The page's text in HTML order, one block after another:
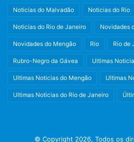
Noticias do Malvadão Noticias do Rio
Noticias do Rio de Janeiro Novidades
Novidades do Mengão Rio Rio de
Rubro-Negro da Gávea Ultimas
Ultimas Noticias do Mengão Ultimas
Ultimas Noticias do Rio de Janeiro
© Copyright 2026, Todos os